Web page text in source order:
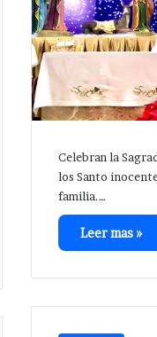
Celebran la
los Santo
familia.…
Leer mas »